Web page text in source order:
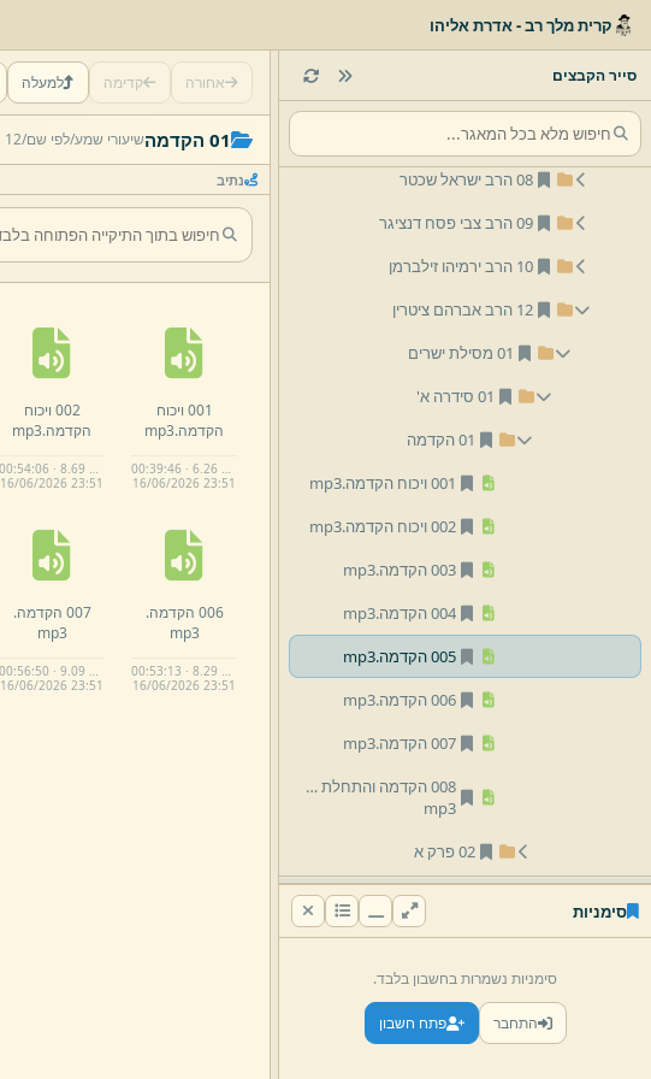
קרית מלך רב - אדרת אליהו
סייר הקבצים
05 הרב אליהו בריו''ט זילברמן
07 הרב נתן רוטמן
08 הרב ישראל שכטר
09 הרב צבי פסח דנציגר
10 הרב ירמיהו זילברמן
12 הרב אברהם ציטרין
01 מסילת ישרים
01 סידרה א'
01 הקדמה
001 ויכוח הקדמה.
mp3
002 ויכוח הקדמה.
mp3
003 הקדמה.
mp3
004 הקדמה.
mp3
005 הקדמה.
mp3
006 הקדמה.
mp3
007 הקדמה.
mp3
008 הקדמה והתחלת פרק א.
mp3
02 פרק א
13 הרב אליעזר וייס
14 הרב מרדכי יוסף שיף
16 הרב אפרים זילברמן
סימניות
סימניות נשמרות בחשבון בלבד.
התחבר פתח חשבון
אחורה קדימה למעלה
01 הקדמה שיעורי שמע/לפי שם/12 הרב אברהם ציטרין/
נתיב
001 ויכוח
הקדמה.mp3
00:39:46 · 6.26 MB
16/06/2026 23:51
002 ויכוח
הקדמה.mp3
00:54:06 · 8.69 MB
16/06/2026 23:51
006 הקדמה.
mp3
00:53:13 · 8.29 MB
16/06/2026 23:51
007 הקדמה.
mp3
00:56:50 · 9.09 MB
16/06/2026 23:51